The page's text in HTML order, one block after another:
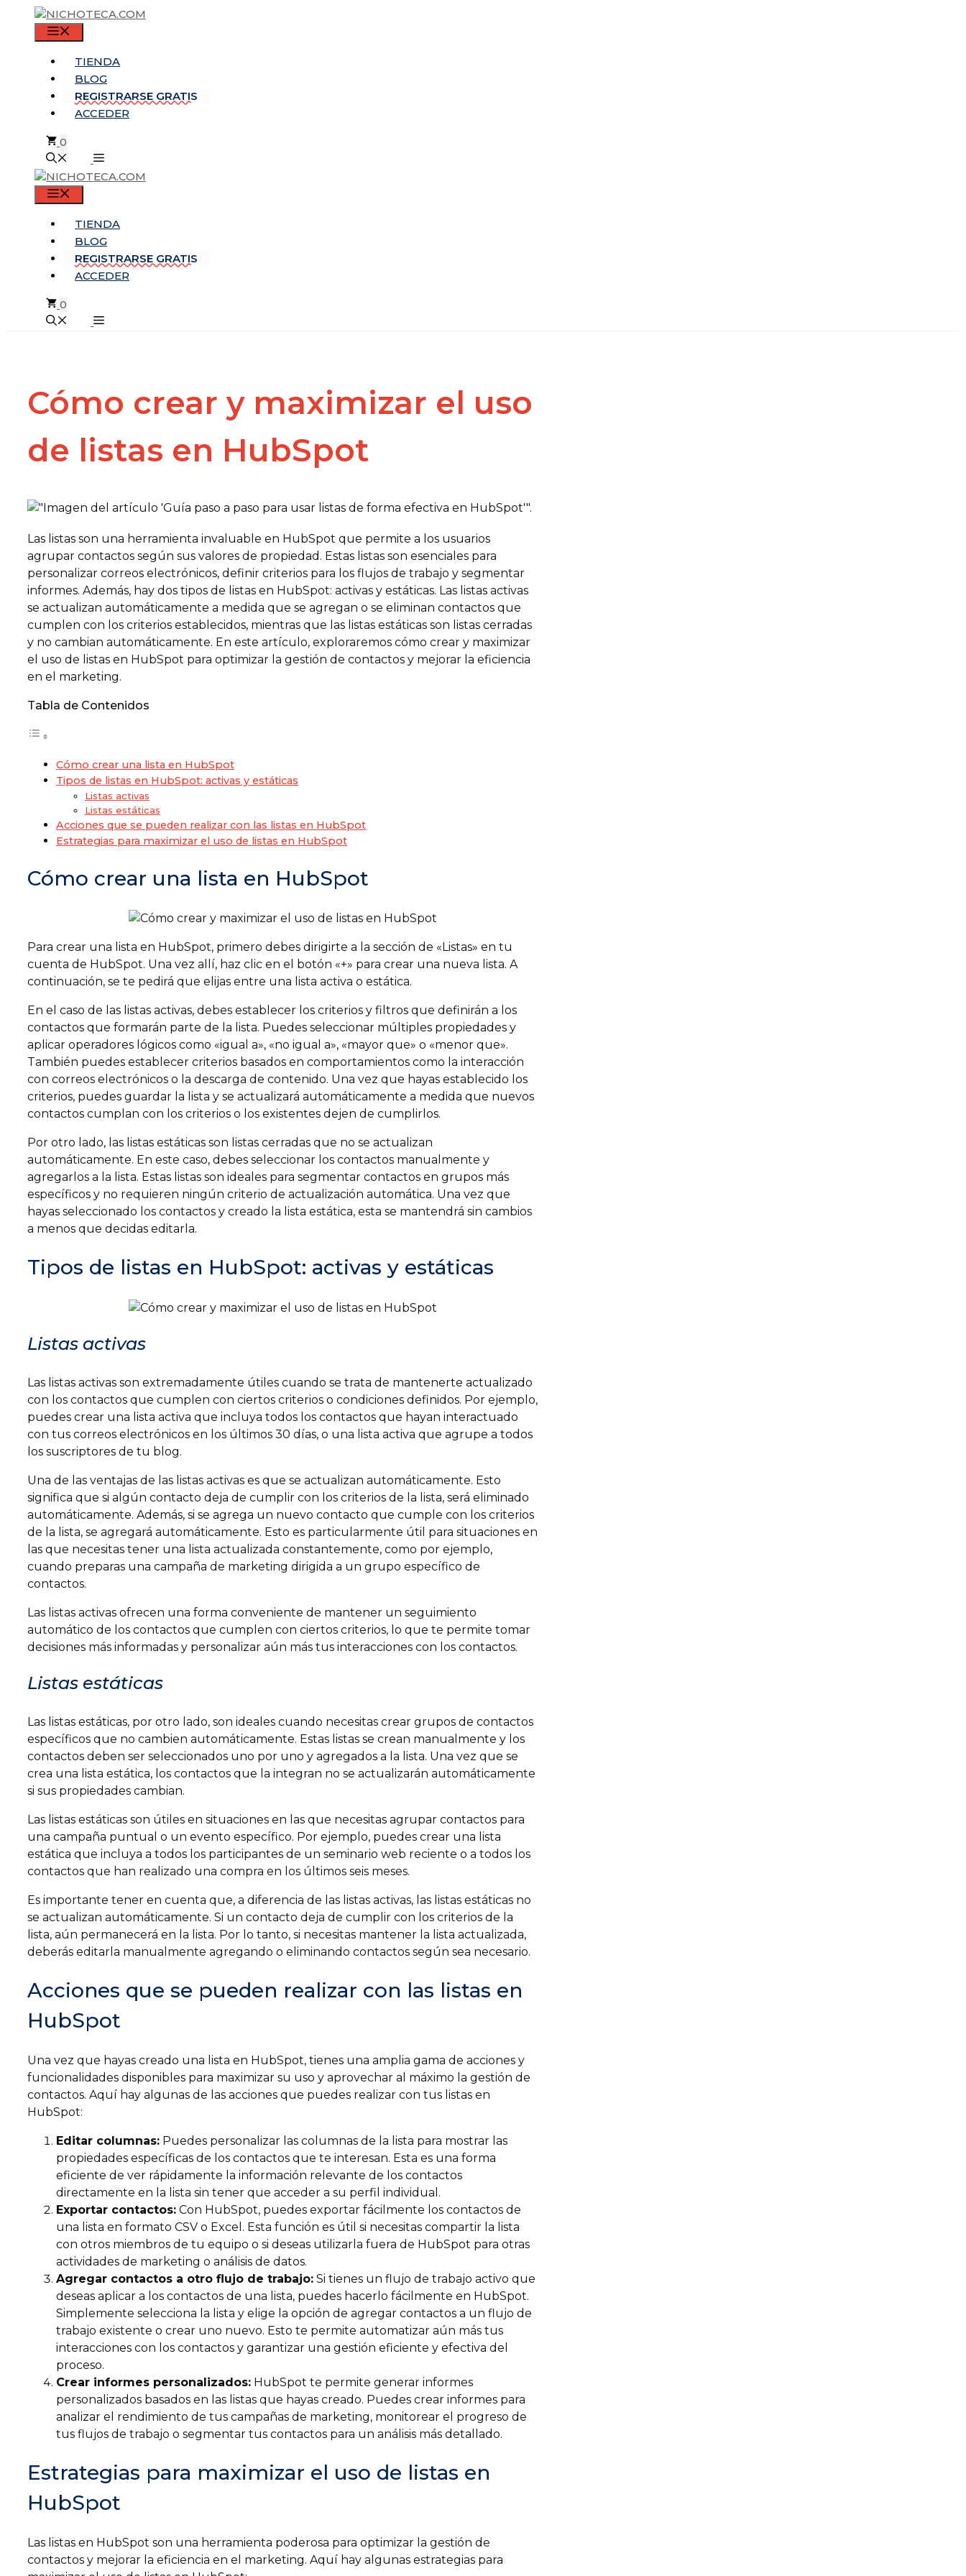
Saltar
TIENDA
BLOG
REGISTRARSE GRATIS
ACCEDER
0
TIENDA
BLOG
REGISTRARSE GRATIS
ACCEDER
0
Cómo crear y maximizar el uso
de listas en HubSpot
Las listas son una herramienta invaluable en HubSpot que permite a los usuarios
agrupar contactos según sus valores de propiedad. Estas listas son esenciales para
personalizar correos electrónicos, definir criterios para los flujos de trabajo y segmentar
informes. Además, hay dos tipos de listas en HubSpot: activas y estáticas. Las listas activas
se actualizan automáticamente a medida que se agregan o se eliminan contactos que
cumplen con los criterios establecidos, mientras que las listas estáticas son listas cerradas
y no cambian automáticamente. En este artículo, exploraremos cómo crear y maximizar
el uso de listas en HubSpot para optimizar la gestión de contactos y mejorar la eficiencia
en el marketing.
Tabla de Contenidos
Cómo crear una lista en HubSpot
Tipos de listas en HubSpot: activas y estáticas
Listas activas
Listas estáticas
Acciones que se pueden realizar con las listas en HubSpot
Estrategias para maximizar el uso de listas en HubSpot
Cómo crear una lista en HubSpot
Para crear una lista en HubSpot, primero debes dirigirte a la sección de «Listas» en tu
cuenta de HubSpot. Una vez allí, haz clic en el botón «+» para crear una nueva lista. A
continuación, se te pedirá que elijas entre una lista activa o estática.
En el caso de las listas activas, debes establecer los criterios y filtros que definirán a los
contactos que formarán parte de la lista. Puedes seleccionar múltiples propiedades y
aplicar operadores lógicos como «igual a», «no igual a», «mayor que» o «menor que».
También puedes establecer criterios basados en comportamientos como la interacción
con correos electrónicos o la descarga de contenido. Una vez que hayas establecido los
criterios, puedes guardar la lista y se actualizará automáticamente a medida que nuevos
contactos cumplan con los criterios o los existentes dejen de cumplirlos.
Por otro lado, las listas estáticas son listas cerradas que no se actualizan
automáticamente. En este caso, debes seleccionar los contactos manualmente y
agregarlos a la lista. Estas listas son ideales para segmentar contactos en grupos más
específicos y no requieren ningún criterio de actualización automática. Una vez que
hayas seleccionado los contactos y creado la lista estática, esta se mantendrá sin cambios
a menos que decidas editarla.
Tipos de listas en HubSpot: activas y estáticas
Listas activas
Las listas activas son extremadamente útiles cuando se trata de mantenerte actualizado
con los contactos que cumplen con ciertos criterios o condiciones definidos. Por ejemplo,
puedes crear una lista activa que incluya todos los contactos que hayan interactuado
con tus correos electrónicos en los últimos 30 días, o una lista activa que agrupe a todos
los suscriptores de tu blog.
Una de las ventajas de las listas activas es que se actualizan automáticamente. Esto
significa que si algún contacto deja de cumplir con los criterios de la lista, será eliminado
automáticamente. Además, si se agrega un nuevo contacto que cumple con los criterios
de la lista, se agregará automáticamente. Esto es particularmente útil para situaciones en
las que necesitas tener una lista actualizada constantemente, como por ejemplo,
cuando preparas una campaña de marketing dirigida a un grupo específico de
contactos.
Las listas activas ofrecen una forma conveniente de mantener un seguimiento
automático de los contactos que cumplen con ciertos criterios, lo que te permite tomar
decisiones más informadas y personalizar aún más tus interacciones con los contactos.
Listas estáticas
Las listas estáticas, por otro lado, son ideales cuando necesitas crear grupos de contactos
específicos que no cambien automáticamente. Estas listas se crean manualmente y los
contactos deben ser seleccionados uno por uno y agregados a la lista. Una vez que se
crea una lista estática, los contactos que la integran no se actualizarán automáticamente
si sus propiedades cambian.
Las listas estáticas son útiles en situaciones en las que necesitas agrupar contactos para
una campaña puntual o un evento específico. Por ejemplo, puedes crear una lista
estática que incluya a todos los participantes de un seminario web reciente o a todos los
contactos que han realizado una compra en los últimos seis meses.
Es importante tener en cuenta que, a diferencia de las listas activas, las listas estáticas no
se actualizan automáticamente. Si un contacto deja de cumplir con los criterios de la
lista, aún permanecerá en la lista. Por lo tanto, si necesitas mantener la lista actualizada,
deberás editarla manualmente agregando o eliminando contactos según sea necesario.
Acciones que se pueden realizar con las listas en
HubSpot
Una vez que hayas creado una lista en HubSpot, tienes una amplia gama de acciones y
funcionalidades disponibles para maximizar su uso y aprovechar al máximo la gestión de
contactos. Aquí hay algunas de las acciones que puedes realizar con tus listas en
HubSpot:
Editar columnas: Puedes personalizar las columnas de la lista para mostrar las
propiedades específicas de los contactos que te interesan. Esta es una forma
eficiente de ver rápidamente la información relevante de los contactos
directamente en la lista sin tener que acceder a su perfil individual.
Exportar contactos: Con HubSpot, puedes exportar fácilmente los contactos de
una lista en formato CSV o Excel. Esta función es útil si necesitas compartir la lista
con otros miembros de tu equipo o si deseas utilizarla fuera de HubSpot para otras
actividades de marketing o análisis de datos.
Agregar contactos a otro flujo de trabajo: Si tienes un flujo de trabajo activo que
deseas aplicar a los contactos de una lista, puedes hacerlo fácilmente en HubSpot.
Simplemente selecciona la lista y elige la opción de agregar contactos a un flujo de
trabajo existente o crear uno nuevo. Esto te permite automatizar aún más tus
interacciones con los contactos y garantizar una gestión eficiente y efectiva del
proceso.
Crear informes personalizados: HubSpot te permite generar informes
personalizados basados en las listas que hayas creado. Puedes crear informes para
analizar el rendimiento de tus campañas de marketing, monitorear el progreso de
tus flujos de trabajo o segmentar tus contactos para un análisis más detallado.
Estrategias para maximizar el uso de listas en
HubSpot
Las listas en HubSpot son una herramienta poderosa para optimizar la gestión de
contactos y mejorar la eficiencia en el marketing. Aquí hay algunas estrategias para